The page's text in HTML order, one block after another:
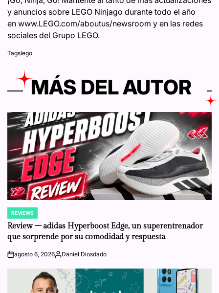
y anuncios sobre LEGO Ninjago durante todo el año
en www.LEGO.com/aboutus/newsroom y en las redes
sociales del Grupo LEGO.
Tagslego
MÁS DEL AUTOR
POSTED
IN
REVIEWS
Review – adidas Hyperboost Edge, un superentrenador
que sorprende por su comodidad y respuesta
onagosto 6, 2026Posted
Daniel Diosdado